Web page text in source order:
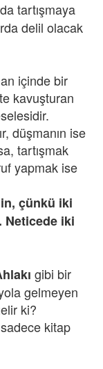
tartışmaya
delil olacak
içinde bir
kavuşturan
düşmanın ise
tartışmak
yapmak ise
çünkü iki
Neticede iki
gibi bir
gelmeyen
ki?
sadece kitap